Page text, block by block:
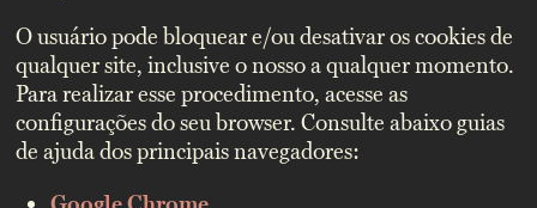
O usuário pode bloquear e/ou desativar os cookies de
qualquer site, inclusive o nosso a qualquer momento.
Para realizar esse procedimento, acesse as
configurações do seu browser. Consulte abaixo guias
de ajuda dos principais navegadores:
Google Chrome